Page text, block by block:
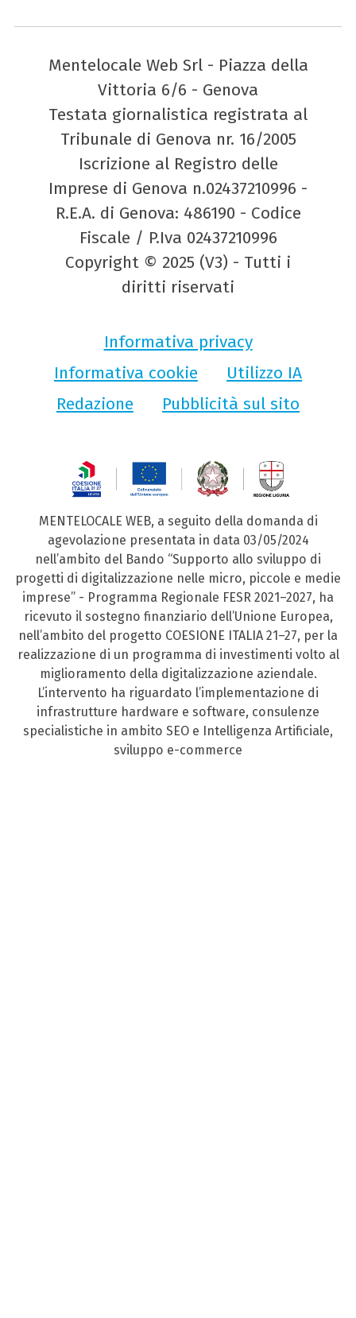
Mentelocale Web Srl - Piazza della
Vittoria 6/6 - Genova
Testata giornalistica registrata al
Tribunale di Genova nr. 16/2005
Iscrizione al Registro delle
Imprese di Genova n.02437210996 -
R.E.A. di Genova: 486190 - Codice
Fiscale / P.Iva 02437210996
Copyright © 2025 (V3) - Tutti i
diritti riservati
Informativa privacy
Informativa cookie
Utilizzo IA
Redazione
Pubblicità sul sito
MENTELOCALE WEB, a seguito della domanda di
agevolazione presentata in data 03/05/2024
nell’ambito del Bando “Supporto allo sviluppo di
progetti di digitalizzazione nelle micro, piccole e medie
imprese” - Programma Regionale FESR 2021–2027, ha
ricevuto il sostegno finanziario dell’Unione Europea,
nell’ambito del progetto COESIONE ITALIA 21–27, per la
realizzazione di un programma di investimenti volto al
miglioramento della digitalizzazione aziendale.
L’intervento ha riguardato l’implementazione di
infrastrutture hardware e software, consulenze
specialistiche in ambito SEO e Intelligenza Artificiale,
sviluppo e-commerce